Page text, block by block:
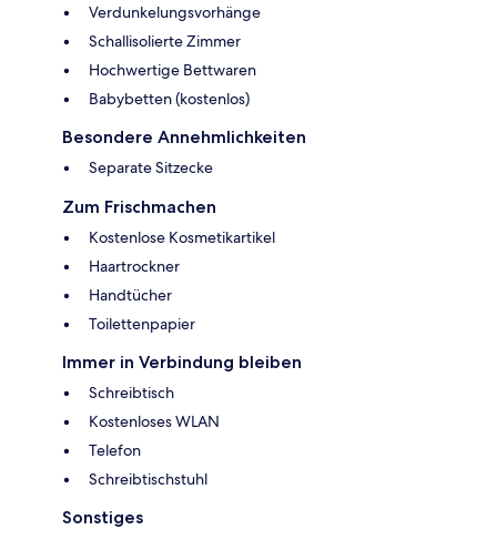
Verdunkelungsvorhänge
Schallisolierte Zimmer
Hochwertige Bettwaren
Babybetten (kostenlos)
Besondere Annehmlichkeiten
Separate Sitzecke
Zum Frischmachen
Kostenlose Kosmetikartikel
Haartrockner
Handtücher
Toilettenpapier
Immer in Verbindung bleiben
Schreibtisch
Kostenloses WLAN
Telefon
Schreibtischstuhl
Sonstiges